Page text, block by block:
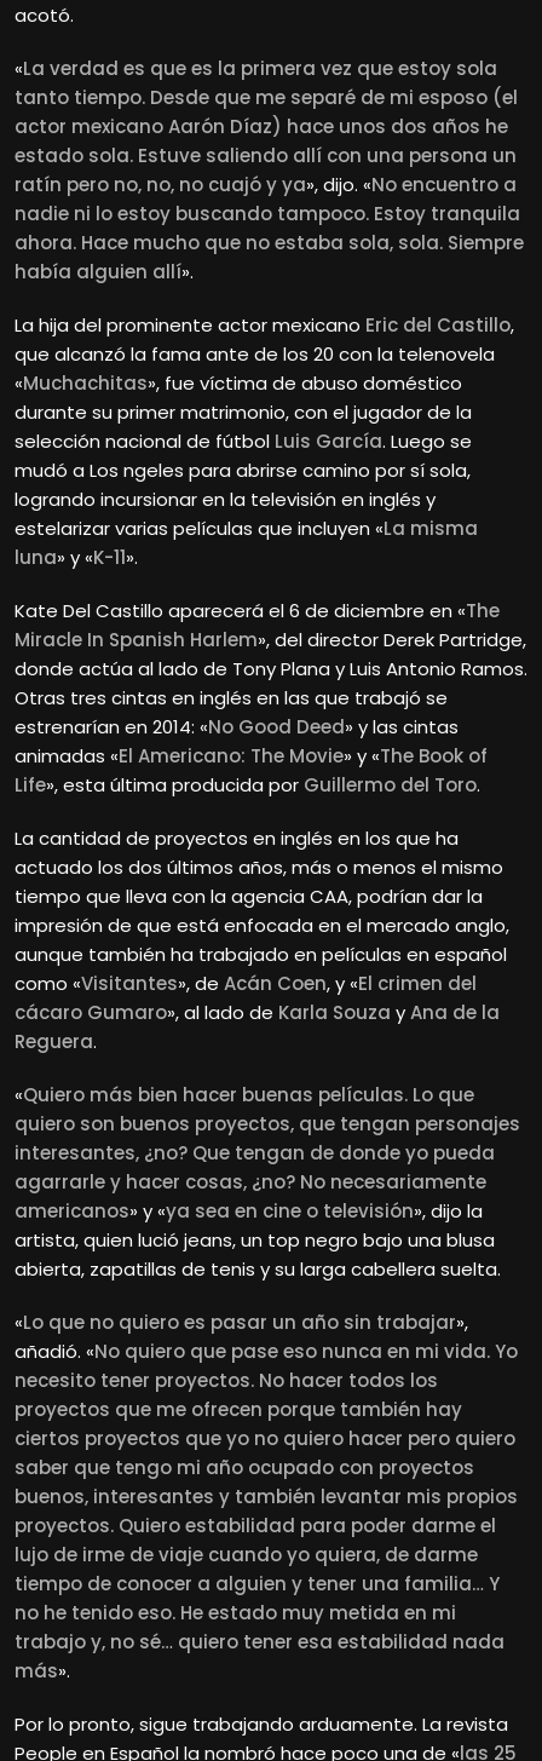
acotó.
«La verdad es que es la primera vez que estoy sola
tanto tiempo. Desde que me separé de mi esposo (el
actor mexicano Aarón Díaz) hace unos dos años he
estado sola. Estuve saliendo allí con una persona un
ratín pero no, no, no cuajó y ya», dijo. «No encuentro a
nadie ni lo estoy buscando tampoco. Estoy tranquila
ahora. Hace mucho que no estaba sola, sola. Siempre
había alguien allí».
La hija del prominente actor mexicano Eric del Castillo,
que alcanzó la fama ante de los 20 con la telenovela
«Muchachitas», fue víctima de abuso doméstico
durante su primer matrimonio, con el jugador de la
selección nacional de fútbol Luis García. Luego se
mudó a Los ngeles para abrirse camino por sí sola,
logrando incursionar en la televisión en inglés y
estelarizar varias películas que incluyen «La misma
luna» y «K-11».
Kate Del Castillo aparecerá el 6 de diciembre en «The
Miracle In Spanish Harlem», del director Derek Partridge,
donde actúa al lado de Tony Plana y Luis Antonio Ramos.
Otras tres cintas en inglés en las que trabajó se
estrenarían en 2014: «No Good Deed» y las cintas
animadas «El Americano: The Movie» y «The Book of
Life», esta última producida por Guillermo del Toro.
La cantidad de proyectos en inglés en los que ha
actuado los dos últimos años, más o menos el mismo
tiempo que lleva con la agencia CAA, podrían dar la
impresión de que está enfocada en el mercado anglo,
aunque también ha trabajado en películas en español
como «Visitantes», de Acán Coen, y «El crimen del
cácaro Gumaro», al lado de Karla Souza yAna de la
Reguera.
«Quiero más bien hacer buenas películas. Lo que
quiero son buenos proyectos, que tengan personajes
interesantes, ¿no? Que tengan de donde yo pueda
agarrarle y hacer cosas, ¿no? No necesariamente
americanos» y «ya sea en cine o televisión», dijo la
artista, quien lució jeans, un top negro bajo una blusa
abierta, zapatillas de tenis y su larga cabellera suelta.
«Lo que no quiero es pasar un año sin trabajar»,
añadió. «No quiero que pase eso nunca en mi vida. Yo
necesito tener proyectos. No hacer todos los
proyectos que me ofrecen porque también hay
ciertos proyectos que yo no quiero hacer pero quiero
saber que tengo mi año ocupado con proyectos
buenos, interesantes y también levantar mis propios
proyectos. Quiero estabilidad para poder darme el
lujo de irme de viaje cuando yo quiera, de darme
tiempo de conocer a alguien y tener una familia… Y
no he tenido eso. He estado muy metida en mi
trabajo y, no sé… quiero tener esa estabilidad nada
más».
Por lo pronto, sigue trabajando arduamente. La revista
People en Español la nombró hace poco una de «las 25